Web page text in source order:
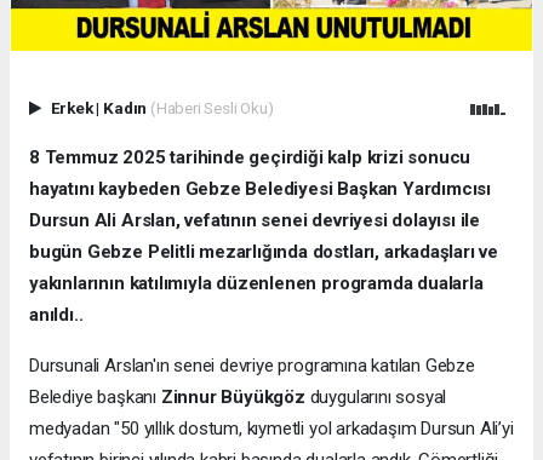
Erkek| Kadın (Haberi Sesli Oku)
8 Temmuz 2025 tarihinde geçirdiği kalp krizi sonucu
hayatını kaybeden Gebze Belediyesi Başkan Yardımcısı
Dursun Ali Arslan, vefatının senei devriyesi dolayısı ile
bugün Gebze Pelitli mezarlığında dostları, arkadaşları ve
yakınlarının katılımıyla düzenlenen programda dualarla
anıldı..
Dursunali Arslan'ın senei devriye programına katılan Gebze
Belediye başkanı Zinnur Büyükgöz duygularını sosyal
medyadan "50 yıllık dostum, kıymetli yol arkadaşım Dursun Ali’yi